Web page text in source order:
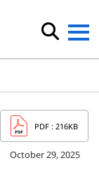
PDF : 216KB
October 29, 2025